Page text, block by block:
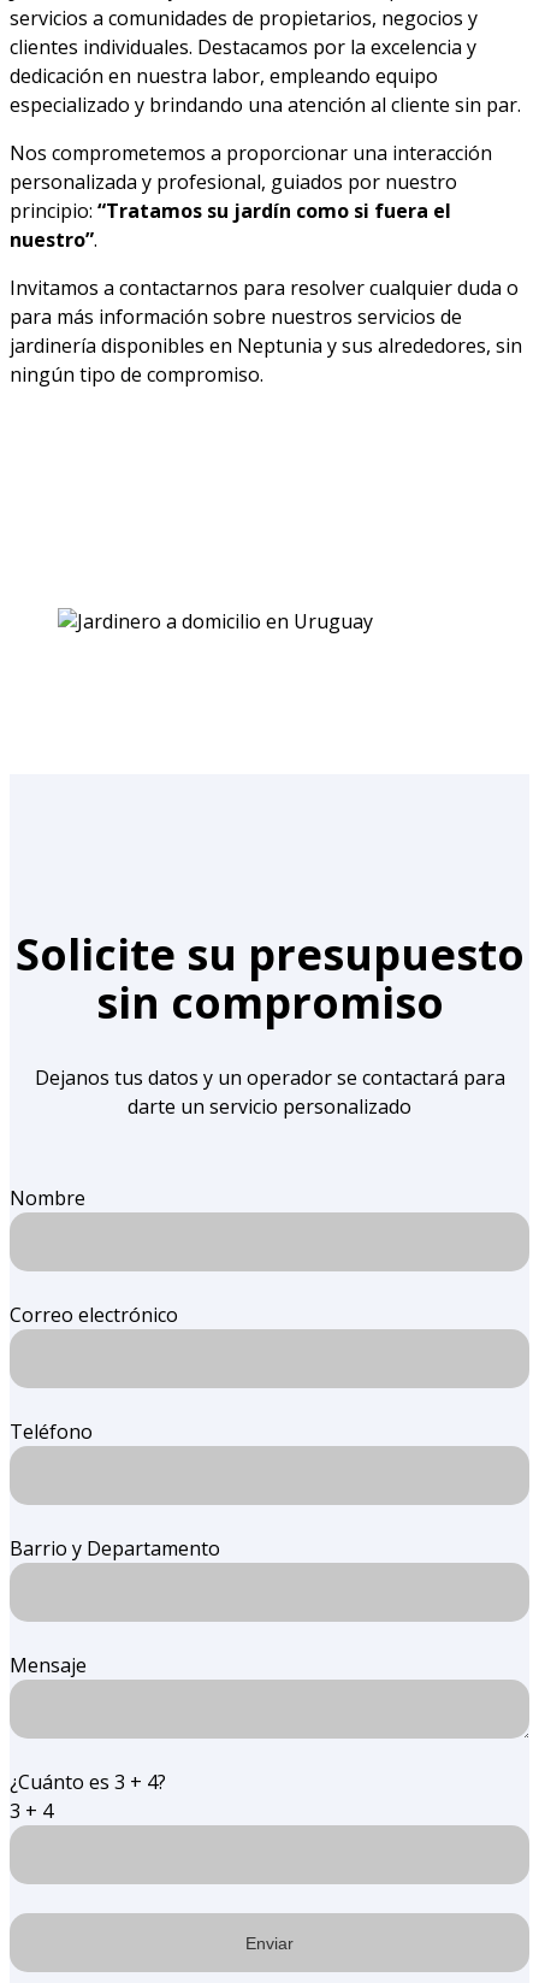
servicios a comunidades de propietarios, negocios y
clientes individuales. Destacamos por la excelencia y
dedicación en nuestra labor, empleando equipo
especializado y brindando una atención al cliente sin par.
Nos comprometemos a proporcionar una interacción
personalizada y profesional, guiados por nuestro
principio: “Tratamos su jardín como si fuera el
nuestro”.
Invitamos a contactarnos para resolver cualquier duda o
para más información sobre nuestros servicios de
jardinería disponibles en Neptunia y sus alrededores, sin
ningún tipo de compromiso.
Solicite su presupuesto
sin compromiso
Dejanos tus datos y un operador se contactará para
darte un servicio personalizado
Nombre
Correo electrónico
Teléfono
Barrio y Departamento
Mensaje
¿Cuánto es 3 + 4?
3 + 4